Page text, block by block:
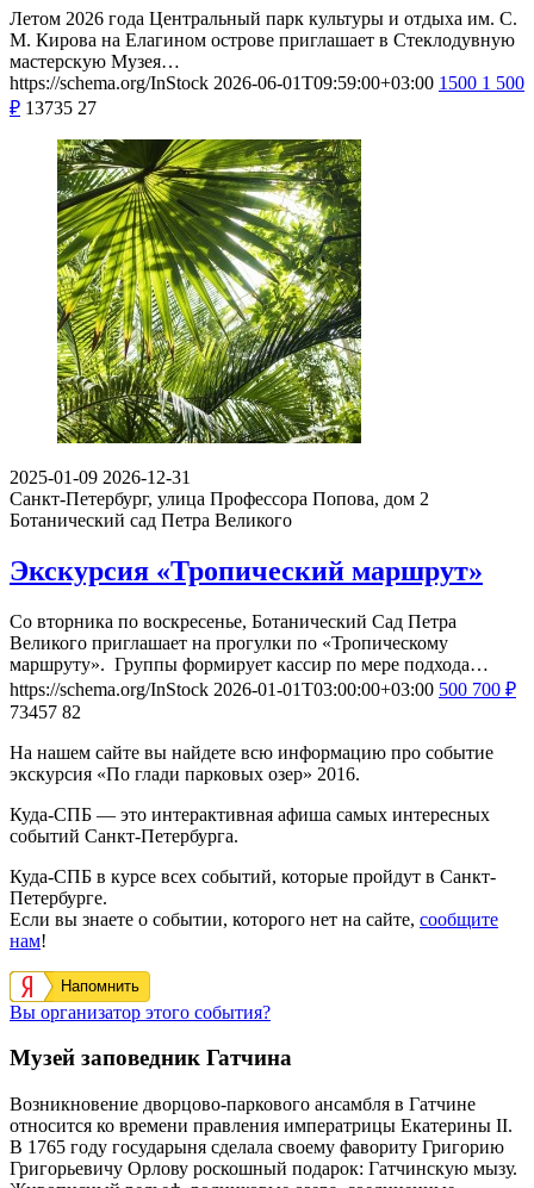
Летом 2026 года Центральный парк культуры и отдыха им. С.
М. Кирова на Елагином острове приглашает в Стеклодувную
мастерскую Музея…
https://schema.org/InStock 2026-06-01T09:59:00+03:00 1500 1 500
₽ 13735 27
2025-01-09 2026-12-31
Санкт-Петербург, улица Профессора Попова, дом 2
Ботанический сад Петра Великого
Экскурсия «Тропический маршрут»
Со вторника по воскресенье, Ботанический Сад Петра
Великого приглашает на прогулки по «Тропическому
маршруту». Группы формирует кассир по мере подхода…
https://schema.org/InStock 2026-01-01T03:00:00+03:00 500 700 ₽
73457 82
На нашем сайте вы найдете всю информацию про событие
экскурсия «По глади парковых озер» 2016.
Куда-СПБ — это интерактивная афиша самых интересных
событий Санкт-Петербурга.
Куда-СПБ в курсе всех событий, которые пройдут в Санкт-
Петербурге.
Если вы знаете о событии, которого нет на сайте, сообщите
нам!
Напомнить
Вы организатор этого события?
Музей заповедник Гатчина
Возникновение дворцово-паркового ансамбля в Гатчине
относится ко времени правления императрицы Екатерины II.
В 1765 году государыня сделала своему фавориту Григорию
Григорьевичу Орлову роскошный подарок: Гатчинскую мызу.